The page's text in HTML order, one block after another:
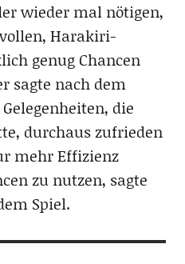
wieder mal nötigen,
Harakiri-
genug Chancen
sagte nach dem
die
durchaus zufrieden
mehr Effizienz
zu nutzen, sagte
Spiel.